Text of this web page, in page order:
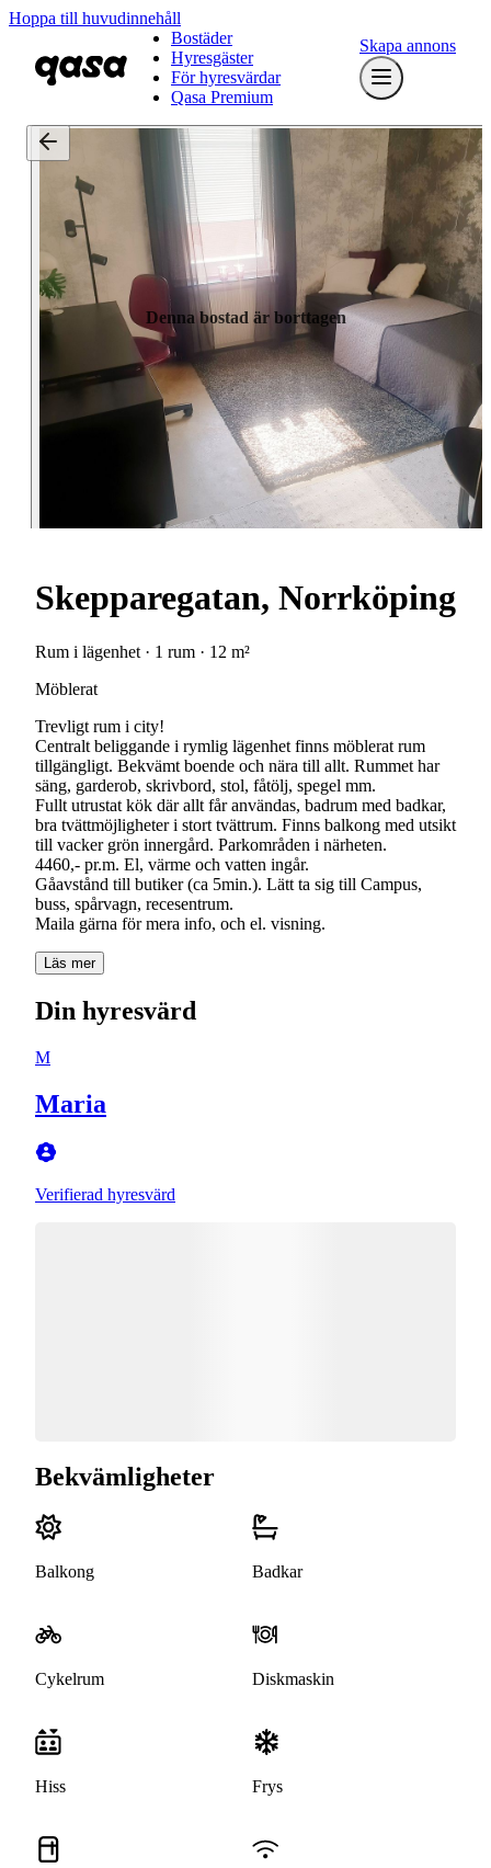
Hoppa till huvudinnehåll
Bostäder
Hyresgäster
För hyresvärdar
Qasa Premium
Skapa annons
Denna bostad är borttagen
Skepparegatan, Norrköping
Rum i lägenhet · 1 rum · 12 m²
Möblerat
Trevligt rum i city!
Centralt beliggande i rymlig lägenhet finns möblerat rum
tillgängligt. Bekvämt boende och nära till allt. Rummet har
säng, garderob, skrivbord, stol, fåtölj, spegel mm.
Fullt utrustat kök där allt får användas, badrum med badkar,
bra tvättmöjligheter i stort tvättrum. Finns balkong med utsikt
till vacker grön innergård. Parkområden i närheten.
4460,- pr.m. El, värme och vatten ingår.
Gåavstånd till butiker (ca 5min.). Lätt ta sig till Campus,
buss, spårvagn, recesentrum.
Maila gärna för mera info, och el. visning.
Läs mer
Din hyresvärd
M
Maria
Verifierad hyresvärd
Bekvämligheter
Balkong Badkar
Cykelrum Diskmaskin
Hiss Frys